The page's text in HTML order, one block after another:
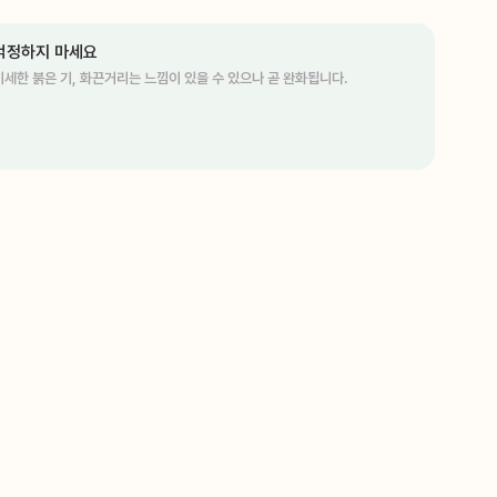
정하지 마세요
세한 붉은 기, 화끈거리는 느낌이 있을 수 있으나 곧 완화됩니다.